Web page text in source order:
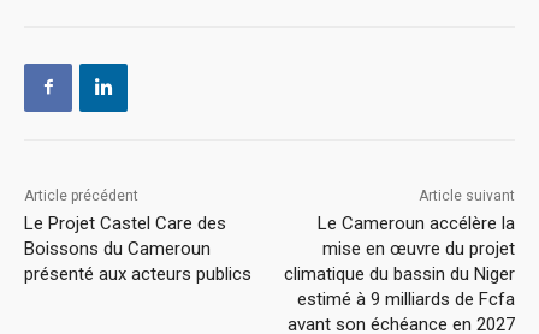
Article précédent
Le Projet Castel Care des
Boissons du Cameroun
présenté aux acteurs publics
Article suivant
Le Cameroun accélère la
mise en œuvre du projet
climatique du bassin du Niger
estimé à 9 milliards de Fcfa
avant son échéance en 2027